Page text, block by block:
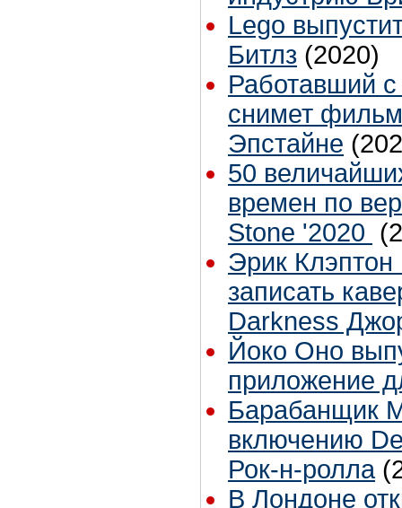
Lego
Битлз (2020)
Работавший
снимет
Эпстайне
50
времен по
Stone '2020
Эрик
записать
Darkness
Йоко Оно
приложение
Барабанщик
включению
Рок-н-ролла
В Лондоне